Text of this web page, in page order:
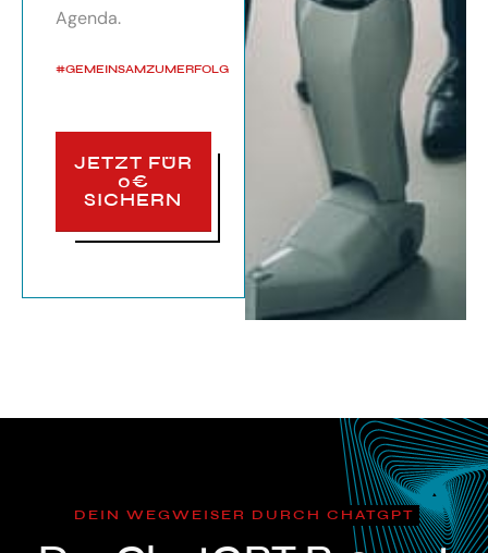
Agenda.
#GEMEINSAMZUMERFOLG
JETZT FÜR
0€
SICHERN
DEIN WEGWEISER DURCH CHATGPT